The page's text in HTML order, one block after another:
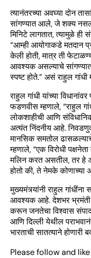
त्यानंतरच्या अवघ्या दोन
सांगण्यात आले, जे शक्य
मिनिटे लागतात, त्यामुळे
“आम्ही आयोगाकडे मतदान
केली होती, मात्र ती
आवश्यक असल्याचे
स्पष्ट होते.” असं राहुल गांधी
राहुल गांधी यांच्या
फडणवीस म्हणाले, “राहुल
लोकशाहीची आणि
अत्यंत निंदनीय आहे.
मानसिक समतोल
म्हणाले, “एक विरोधी
मलिन करत असतील, तर हे
होतो की, ते नेमके
मुख्यमंत्र्यांनी राहुल
आवश्यक आहे. देशभर भ्रमंती
करून जनतेचा विश्वास
आणि दिल्ली येथील
भारताची सातत्याने होणारी
Please follow and